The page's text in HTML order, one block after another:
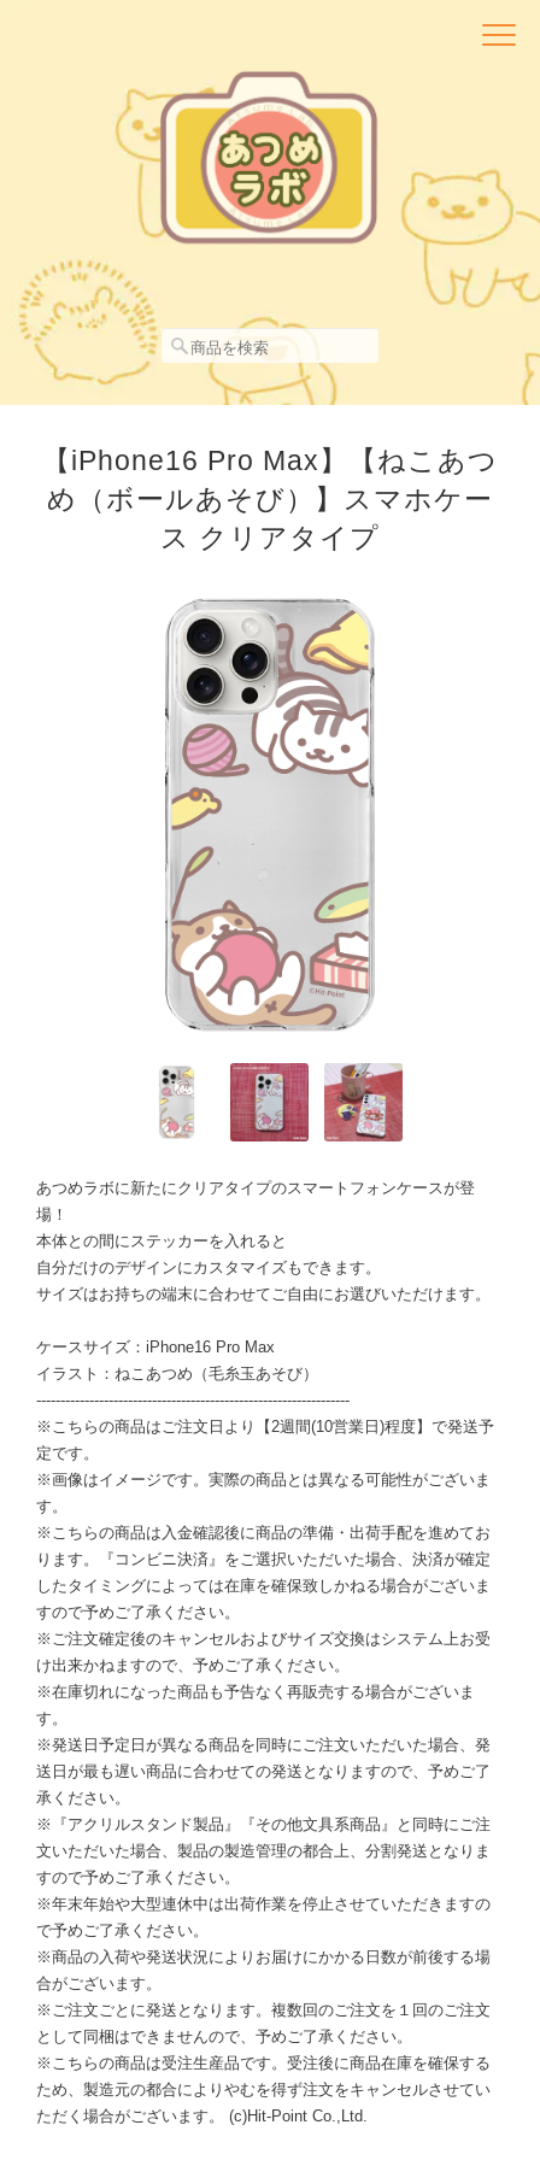
【iPhone16 Pro Max】【ねこあつ
め（ボールあそび）】スマホケー
ス クリアタイプ
あつめラボに新たにクリアタイプのスマートフォンケースが登
場！
本体との間にステッカーを入れると
自分だけのデザインにカスタマイズもできます。
サイズはお持ちの端末に合わせてご自由にお選びいただけます。
ケースサイズ：iPhone16 Pro Max
イラスト：ねこあつめ（毛糸玉あそび）
-----------------------------------------------------------------
※こちらの商品はご注文日より【2週間(10営業日)程度】で発送予
定です。
※画像はイメージです。実際の商品とは異なる可能性がございま
す。
※こちらの商品は入金確認後に商品の準備・出荷手配を進めてお
ります。『コンビニ決済』をご選択いただいた場合、決済が確定
したタイミングによっては在庫を確保致しかねる場合がございま
すので予めご了承ください。
※ご注文確定後のキャンセルおよびサイズ交換はシステム上お受
け出来かねますので、予めご了承ください。
※在庫切れになった商品も予告なく再販売する場合がございま
す。
※発送日予定日が異なる商品を同時にご注文いただいた場合、発
送日が最も遅い商品に合わせての発送となりますので、予めご了
承ください。
※『アクリルスタンド製品』『その他文具系商品』と同時にご注
文いただいた場合、製品の製造管理の都合上、分割発送となりま
すので予めご了承ください。
※年末年始や大型連休中は出荷作業を停止させていただきますの
で予めご了承ください。
※商品の入荷や発送状況によりお届けにかかる日数が前後する場
合がございます。
※ご注文ごとに発送となります。複数回のご注文を１回のご注文
として同梱はできませんので、予めご了承ください。
※こちらの商品は受注生産品です。受注後に商品在庫を確保する
ため、製造元の都合によりやむを得ず注文をキャンセルさせてい
ただく場合がございます。 (c)Hit-Point Co.,Ltd.